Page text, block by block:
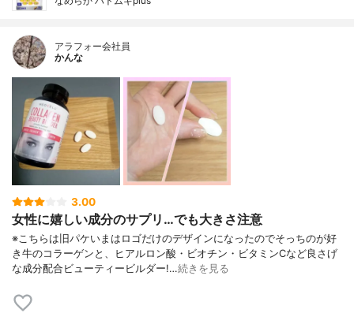
アラフォー会社員
かんな
3.00
女性に嬉しい成分のサプリ…でも大きさ注意
※こちらは旧パケいまはロゴだけのデザインになったのでそっちのが好
き牛のコラーゲンと、ヒアルロン酸・ビオチン・ビタミンCなど良さげ
な成分配合ビューティービルダー!…続きを見る